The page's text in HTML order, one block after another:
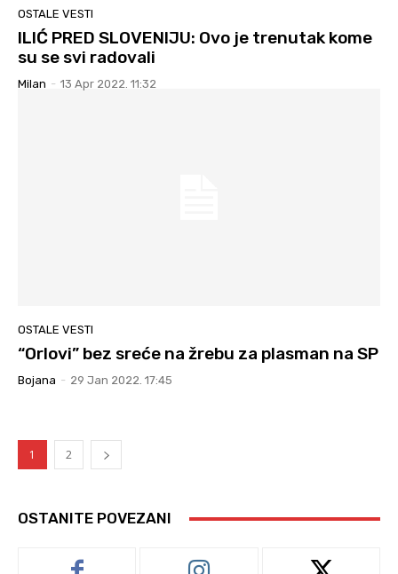
OSTALE VESTI
ILIĆ PRED SLOVENIJU: Ovo je trenutak kome
su se svi radovali
Milan - 13 Apr 2022. 11:32
OSTALE VESTI
“Orlovi” bez sreće na žrebu za plasman na SP
Bojana - 29 Jan 2022. 17:45
1 2
OSTANITE POVEZANI